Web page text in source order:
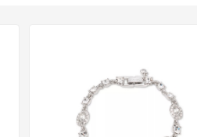
TIMEBEAM (US)
285人获得返利